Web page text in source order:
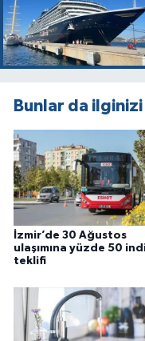
Bunlar da
İzmir’de 30 Ağustos
ulaşımına yüzde 50
teklifi